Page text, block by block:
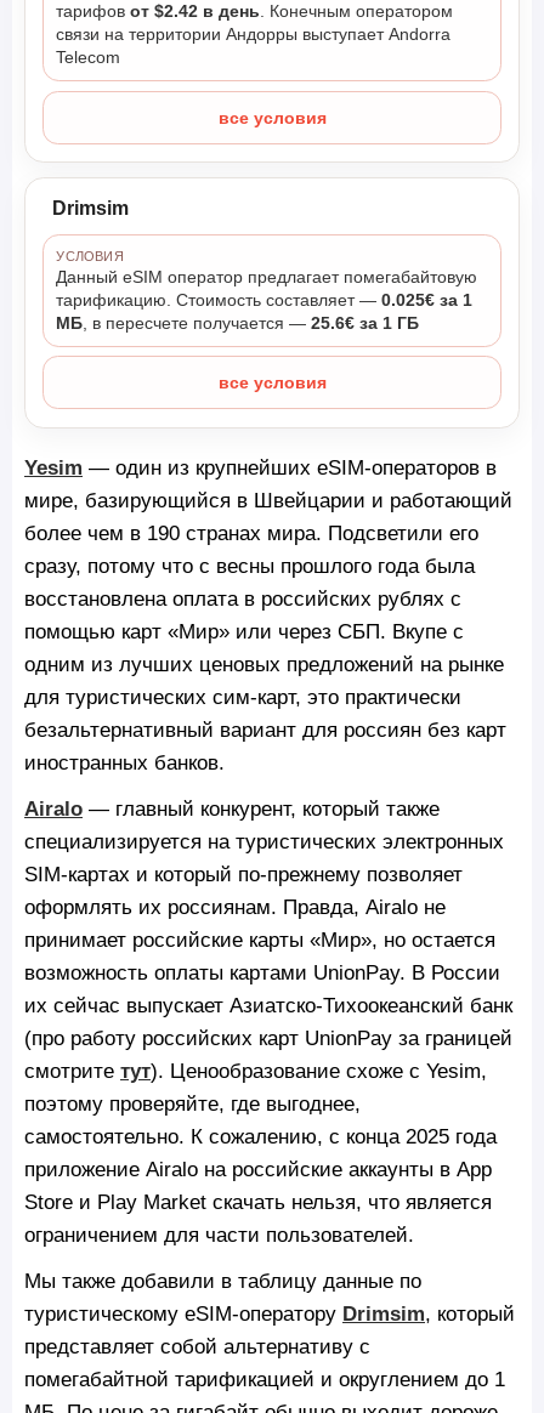
тарифовот $2.42 в день. Конечным оператором
связи на территории Андорры выступает Andorra
Telecom
все условия
Drimsim
УСЛОВИЯ
Данный eSIM оператор предлагает помегабайтовую
тарификацию. Стоимость составляет —0.025€ за 1
МБ, в пересчете получается —25.6€ за 1 ГБ
все условия
Yesim — один из крупнейших eSIM-операторов в
мире, базирующийся в Швейцарии и работающий
более чем в 190 странах мира. Подсветили его
сразу, потому что с весны прошлого года была
восстановлена оплата в российских рублях с
помощью карт «Мир» или через СБП. Вкупе с
одним из лучших ценовых предложений на рынке
для туристических сим-карт, это практически
безальтернативный вариант для россиян без карт
иностранных банков.
Airalo — главный конкурент, который также
специализируется на туристических электронных
SIM-картах и который по-прежнему позволяет
оформлять их россиянам. Правда, Airalo не
принимает российские карты «Мир», но остается
возможность оплаты картами UnionPay. В России
их сейчас выпускает Азиатско-Тихоокеанский банк
(про работу российских карт UnionPay за границей
смотрите тут). Ценообразование схоже с Yesim,
поэтому проверяйте, где выгоднее,
самостоятельно. К сожалению, с конца 2025 года
приложение Airalo на российские аккаунты в App
Store и Play Market скачать нельзя, что является
ограничением для части пользователей.
Мы также добавили в таблицу данные по
туристическому eSIM-оператору Drimsim, который
представляет собой альтернативу с
помегабайтной тарификацией и округлением до 1